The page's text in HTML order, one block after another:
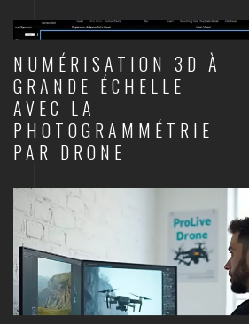
DRONES ET AUDIOVISUEL
NUMÉRISATION 3D À
GRANDE ÉCHELLE
AVEC LA
PHOTOGRAMMÉTRIE
PAR DRONE